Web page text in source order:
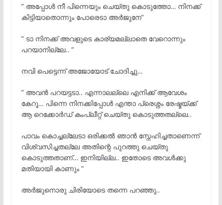
” അപ്പോൾ നീ പിന്നെയും ചെയ്തു കൊടുത്തോ… നിനക്ക്
കിട്ടിയാതൊന്നും പോരെടാ അർജുനേ”
” ടാ നിനക്ക് അവളുടെ കാര്യമല്ലാതെ വേറൊന്നും
പറയാനില്ലേ.. ”
നവി പെട്ടെന്ന് അജോയോട് ചോദിച്ചു…
” അവൻ പറയട്ടടാ.. എന്നാലല്ലെ എനിക്ക് ആവേശം
കേറൂ… പിന്നെ നിനക്കിപ്പോൾ എന്താ പ്രെശ്നം രേഷ്മയ്ക്ക്
ആ റെക്കോർഡ് കംപ്ലീറ്റ് ചെയ്തു കൊടുത്തതല്ലെ..
പാവം കൊച്ചല്ലേടാ ഒരിക്കൽ ഞാൻ സ്നേഹിച്ചതാണെന്ന്
വിശ്വസിച്ചതല്ലേ അതിന്റെ പുറത്തു ചെയ്തു
കൊടുത്തതാണ്… ഇനിയില്ല.. ഇതോടെ അവൾക്കു
മതിയായി കാണും ”
അർജുനൊരു ചിരിയോടെ തന്നെ പറഞ്ഞു..